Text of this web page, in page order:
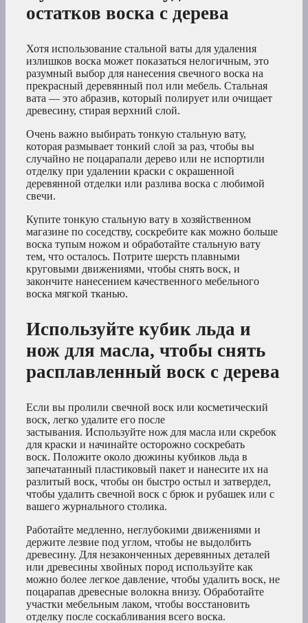
остатков воска с дерева
Хотя использование стальной ваты для удаления
излишков воска может показаться нелогичным, это
разумный выбор для нанесения свечного воска на
прекрасный деревянный пол или мебель. Стальная
вата — это абразив, который полирует или очищает
древесину, стирая верхний слой.
Очень важно выбирать тонкую стальную вату,
которая размывает тонкий слой за раз, чтобы вы
случайно не поцарапали дерево или не испортили
отделку при удалении краски с окрашенной
деревянной отделки или разлива воска с любимой
свечи.
Купите тонкую стальную вату в хозяйственном
магазине по соседству, соскребите как можно больше
воска тупым ножом и обработайте стальную вату
тем, что осталось. Потрите шерсть плавными
круговыми движениями, чтобы снять воск, и
закончите нанесением качественного мебельного
воска мягкой тканью.
Используйте кубик льда и
нож для масла, чтобы снять
расплавленный воск с дерева
Если вы пролили свечной воск или косметический
воск, легко удалите его после
застывания. Используйте нож для масла или скребок
для краски и начинайте осторожно соскребать
воск. Положите около дюжины кубиков льда в
запечатанный пластиковый пакет и нанесите их на
разлитый воск, чтобы он быстро остыл и затвердел,
чтобы удалить свечной воск с брюк и рубашек или с
вашего журнального столика.
Работайте медленно, неглубокими движениями и
держите лезвие под углом, чтобы не выдолбить
древесину. Для незаконченных деревянных деталей
или древесины хвойных пород используйте как
можно более легкое давление, чтобы удалить воск, не
поцарапав древесные волокна внизу. Обработайте
участки мебельным лаком, чтобы восстановить
отделку после соскабливания всего воска.